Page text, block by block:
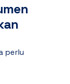
perlu